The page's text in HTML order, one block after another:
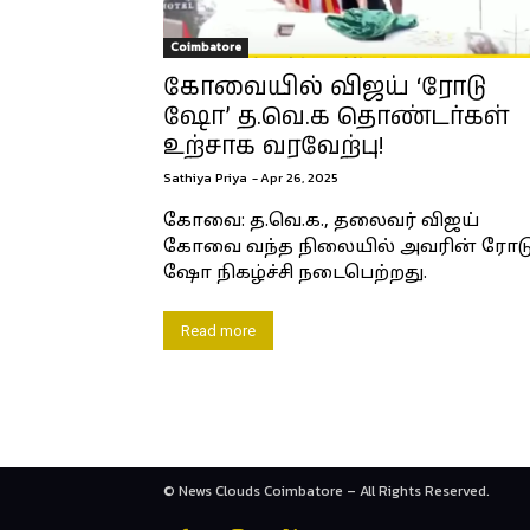
Coimbatore
கோவையில் விஜய் ‘ரோடு
ஷோ’ த.வெ.க தொண்டர்கள்
உற்சாக வரவேற்பு!
Sathiya Priya -Apr 26, 2025
கோவை: த.வெ.க., தலைவர் விஜய்
கோவை வந்த நிலையில் அவரின்
ஷோ நிகழ்ச்சி நடைபெற்றது.
Read more
© News Clouds Coimbatore – All Rights Reserved.